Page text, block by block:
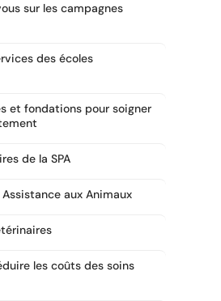
sur les campagnes
des écoles
et fondations pour soigner
de la SPA
aux Animaux
les coûts des soins